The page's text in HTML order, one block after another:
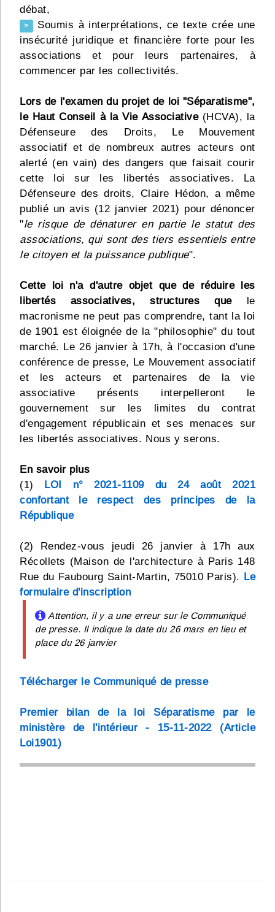
débat,
> Soumis à interprétations, ce texte crée une
insécurité juridique et financière forte pour les
associations et pour leurs partenaires, à
commencer par les collectivités.
Lors de l'examen du projet de loi "Séparatisme",
le Haut Conseil à la Vie Associative(HCVA), la
Défenseure des Droits, Le Mouvement
associatif et de nombreux autres acteurs ont
alerté (en vain) des dangers que faisait courir
cette loi sur les libertés associatives. La
Défenseure des droits, Claire Hédon, a même
publié un avis (12 janvier 2021) pour dénoncer
"le risque de dénaturer en partie le statut des
associations, qui sont des tiers essentiels entre
le citoyen et la puissance publique".
Cette loi n'a d'autre objet que de réduire les
libertés associatives, structures que le
macronisme ne peut pas comprendre, tant la loi
de 1901 est éloignée de la "philosophie" du tout
marché. Le 26 janvier à 17h, à l'occasion d'une
conférence de presse, Le Mouvement associatif
et les acteurs et partenaires de la vie
associative présents interpelleront le
gouvernement sur les limites du contrat
d'engagement républicain et ses menaces sur
les libertés associatives. Nous y serons.
En savoir plus
(1) LOI n° 2021-1109 du 24 août 2021
confortant le respect des principes de la
République
(2) Rendez-vous jeudi 26 janvier à 17h aux
Récollets (Maison de l'architecture à Paris 148
Rue du Faubourg Saint-Martin, 75010 Paris). Le
formulaire d'inscription
Attention, il y a une erreur sur le Communiqué
de presse. Il indique la date du 26 mars en lieu et
place du 26 janvier
Télécharger le Communiqué de presse
Premier bilan de la loi Séparatisme par le
ministère de l'intérieur - 15-11-2022 (Article
Loi1901)